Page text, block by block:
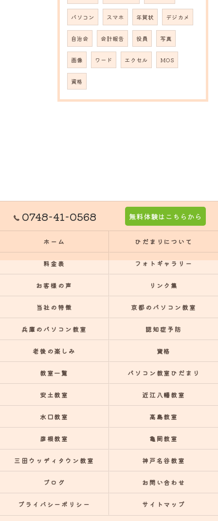
パソコン スマホ 年賀状 デジカメ
自治会 会計報告 役員 写真
画像 ワード エクセル MOS
資格
0748-41-0568 無料体験はこちらから
ホーム ひだまりについて
料金表 フォトギャラリー
お客様の声 リンク集
当社の特徴 京都のパソコン教室
兵庫のパソコン教室 認知症予防
老後の楽しみ 資格
教室一覧 パソコン教室ひだまり
安土教室 近江八幡教室
水口教室 高島教室
彦根教室 亀岡教室
三田ウッディタウン教室 神戸名谷教室
ブログ お問い合わせ
プライバシーポリシー サイトマップ